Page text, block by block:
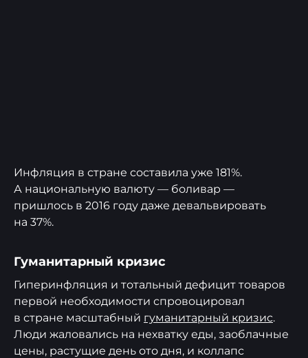
Инфляция в стране составила уже 181%.
А национальную валюту — боливар —
пришлось в 2016 году даже девальвировать
на 37%.
Гуманитарный кризис
Гиперинфляция и тотальный дефицит товаров
первой необходимости спровоцировал
в стране масштабный гуманитарный кризис.
Люди жаловались на нехватку еды, заоблачные
цены, растущие день ото дня, и коллапс